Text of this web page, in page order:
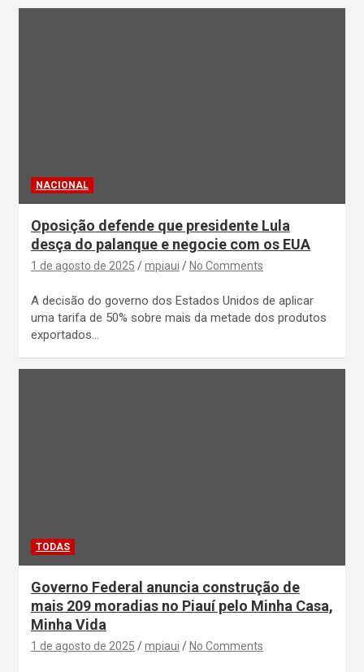
NACIONAL
Oposição defende que presidente Lula
desça do palanque e negocie com os EUA
1 de agosto de 2025 mpiaui No Comments
A decisão do governo dos Estados Unidos de aplicar
uma tarifa de 50% sobre mais da metade dos produtos
exportados…
TODAS
Governo Federal anuncia construção de
mais 209 moradias no Piauí pelo Minha Casa,
Minha Vida
1 de agosto de 2025 mpiaui No Comments